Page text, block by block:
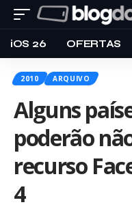
iOS 26 OFERTAS
2010 ARQUIVO
Alguns
poderão
recurso
4